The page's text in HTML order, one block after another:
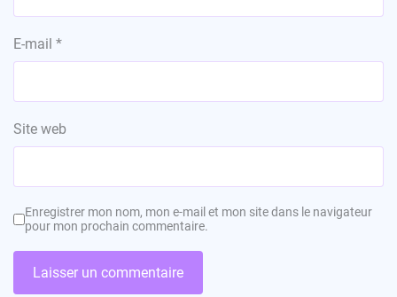
E-mail *
Site web
Enregistrer mon nom, mon e-mail et mon site dans le navigateur
pour mon prochain commentaire.